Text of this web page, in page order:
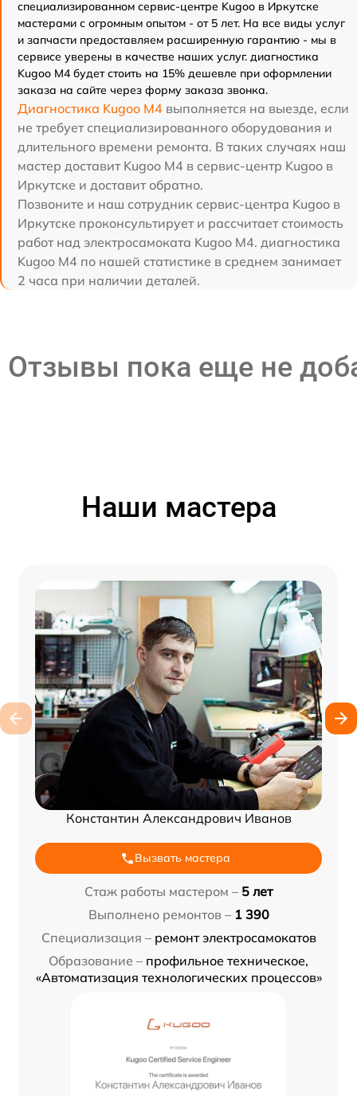
специализированном сервис-центре Kugoo в Иркутске
мастерами с огромным опытом - от 5 лет. На все виды услуг
и запчасти предоставляем расширенную гарантию - мы в
сервисе уверены в качестве наших услуг. диагностика
Kugoo M4 будет стоить на 15% дешевле при оформлении
заказа на сайте через форму заказа звонка.
Диагностика Kugoo M4 выполняется на выезде, если
не требует специализированного оборудования и
длительного времени ремонта. В таких случаях наш
мастер доставит Kugoo M4 в сервис-центр Kugoo в
Иркутске и доставит обратно.
Позвоните и наш сотрудник сервис-центра Kugoo в
Иркутске проконсультирует и рассчитает стоимость
работ над электросамоката Kugoo M4. диагностика
Kugoo M4 по нашей статистике в среднем занимает
2 часа при наличии деталей.
Отзывы пока еще не
Наши мастера
Константин Александрович Иванов
Вызвать мастера
Стаж работы мастером – 5 лет
Выполнено ремонтов – 1 390
Специализация – ремонт электросамокатов
Образование – профильное техническое,
«Автоматизация технологических процессов»